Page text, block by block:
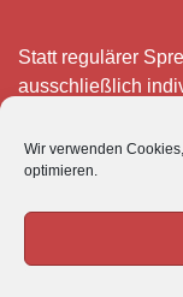
Wir verwenden
optimieren.
Statt regulärer
ausschließlich
– 12 und 15 – 18
Im Übrigen ist der